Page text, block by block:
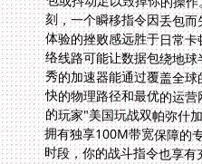
时段，你的战斗指令也享有